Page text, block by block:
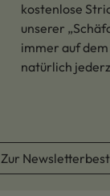
kostenlose
unserer
immer auf
natürlich
Zur